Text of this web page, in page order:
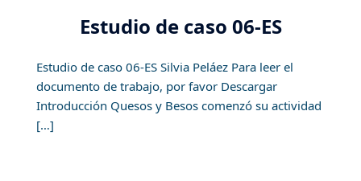
Estudio de caso 06-ES
Estudio de caso 06-ES Silvia Peláez Para leer el
documento de trabajo, por favor Descargar
Introducción Quesos y Besos comenzó su actividad
[…]